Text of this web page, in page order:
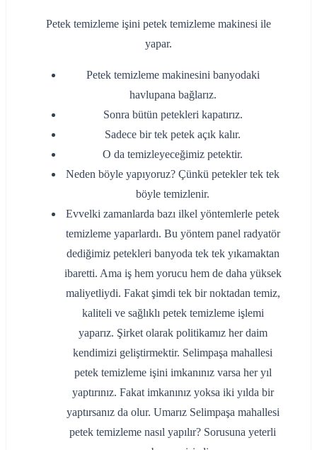
Petek temizleme işini petek temizleme makinesi ile
yapar.
Petek temizleme makinesini banyodaki
havlupana bağlarız.
Sonra bütün petekleri kapatırız.
Sadece bir tek petek açık kalır.
O da temizleyeceğimiz petektir.
Neden böyle yapıyoruz? Çünkü petekler tek tek
böyle temizlenir.
Evvelki zamanlarda bazı ilkel yöntemlerle petek
temizleme yaparlardı. Bu yöntem panel radyatör
dediğimiz petekleri banyoda tek tek yıkamaktan
ibaretti. Ama iş hem yorucu hem de daha yüksek
maliyetliydi. Fakat şimdi tek bir noktadan temiz,
kaliteli ve sağlıklı petek temizleme işlemi
yaparız. Şirket olarak politikamız her daim
kendimizi geliştirmektir. Selimpaşa mahallesi
petek temizleme işini imkanınız varsa her yıl
yaptırınız. Fakat imkanınız yoksa iki yılda bir
yaptırsanız da olur. Umarız Selimpaşa mahallesi
petek temizleme nasıl yapılır? Sorusuna yeterli